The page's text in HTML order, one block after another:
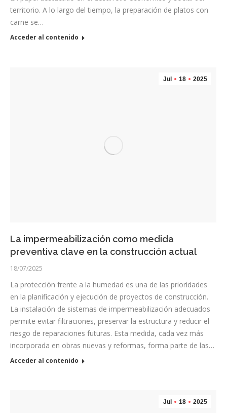
territorio. A lo largo del tiempo, la preparación de platos con
carne se…
Acceder al contenido
Jul 18 2025
La impermeabilización como medida
preventiva clave en la construcción actual
18/07/2025
La protección frente a la humedad es una de las prioridades
en la planificación y ejecución de proyectos de construcción.
La instalación de sistemas de impermeabilización adecuados
permite evitar filtraciones, preservar la estructura y reducir el
riesgo de reparaciones futuras. Esta medida, cada vez más
incorporada en obras nuevas y reformas, forma parte de las…
Acceder al contenido
Jul 18 2025